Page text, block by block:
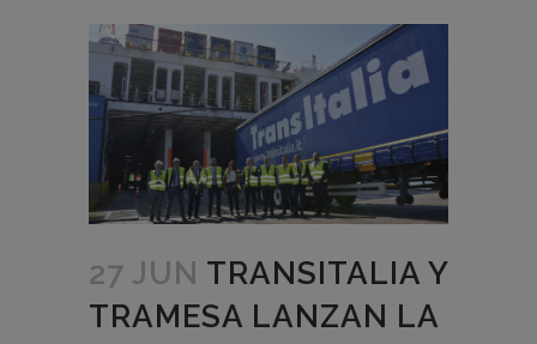
27 JUN TRANSITALIA Y
TRAMESA LANZAN LA